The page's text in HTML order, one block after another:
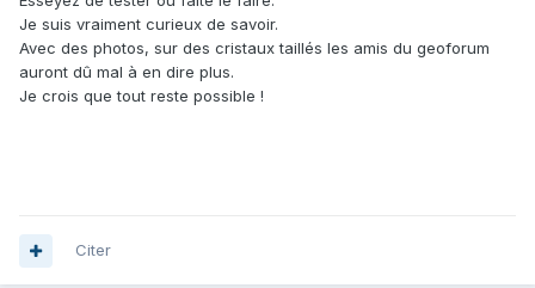
Je suis vraiment curieux de savoir.
Avec des photos, sur des cristaux taillés les amis du geoforum
auront dû mal à en dire plus.
Je crois que tout reste possible !
Citer